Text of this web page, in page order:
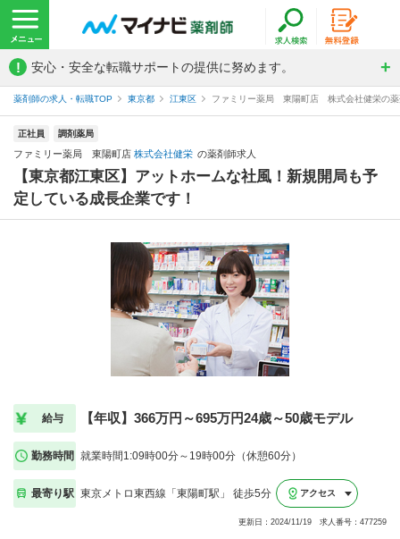
! 安心・安全な転職サポートの提供に努めます。
薬剤師の求人・転職TOP 東京都 江東区 ファミリー薬局 東陽町店 株式会社健栄の薬
正社員 調剤薬局
ファミリー薬局 東陽町店 株式会社健栄 の薬剤師求人
【東京都江東区】アットホームな社風！新規開局も予
定している成長企業です！
給与 【年収】366万円～695万円24歳～50歳モデル
勤務時間 就業時間1:09時00分～19時00分（休憩60分）
最寄り駅 東京メトロ東西線「東陽町駅」 徒歩5分 アクセス
更新日：2024/11/19 求人番号：477259